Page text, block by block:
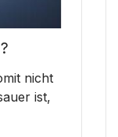
nicht
ist,